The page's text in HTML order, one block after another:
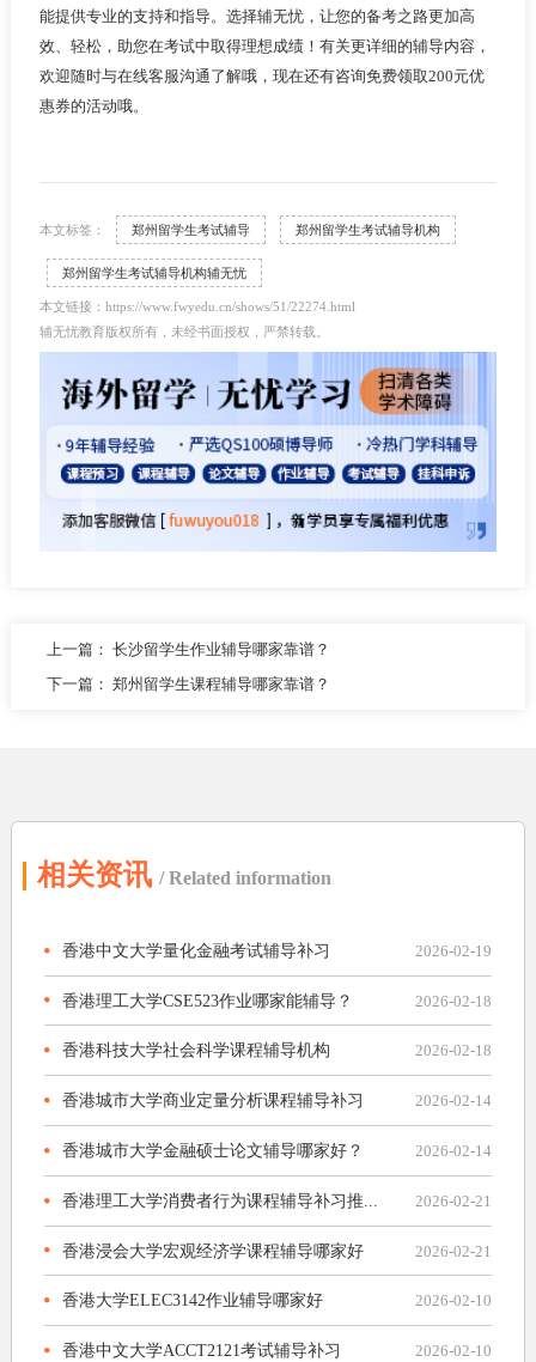
能提供专业的支持和指导。选择辅无忧，让您的备考之路更加高
效、轻松，助您在考试中取得理想成绩！有关更详细的辅导内容，
欢迎随时与在线客服沟通了解哦，现在还有咨询免费领取200元优
惠券的活动哦。
本文标签： 郑州留学生考试辅导 郑州留学生考试辅导机构
郑州留学生考试辅导机构辅无忧
本文链接：https://www.fwyedu.cn/shows/51/22274.html
辅无忧教育版权所有，未经书面授权，严禁转载。
上一篇： 长沙留学生作业辅导哪家靠谱？
下一篇： 郑州留学生课程辅导哪家靠谱？
相关资讯 / Related information
香港中文大学量化金融考试辅导补习 2026-02-19
香港理工大学CSE523作业哪家能辅导？ 2026-02-18
香港科技大学社会科学课程辅导机构 2026-02-18
香港城市大学商业定量分析课程辅导补习 2026-02-14
香港城市大学金融硕士论文辅导哪家好？ 2026-02-14
香港理工大学消费者行为课程辅导补习推... 2026-02-21
香港浸会大学宏观经济学课程辅导哪家好 2026-02-21
香港大学ELEC3142作业辅导哪家好 2026-02-10
香港中文大学ACCT2121考试辅导补习 2026-02-10